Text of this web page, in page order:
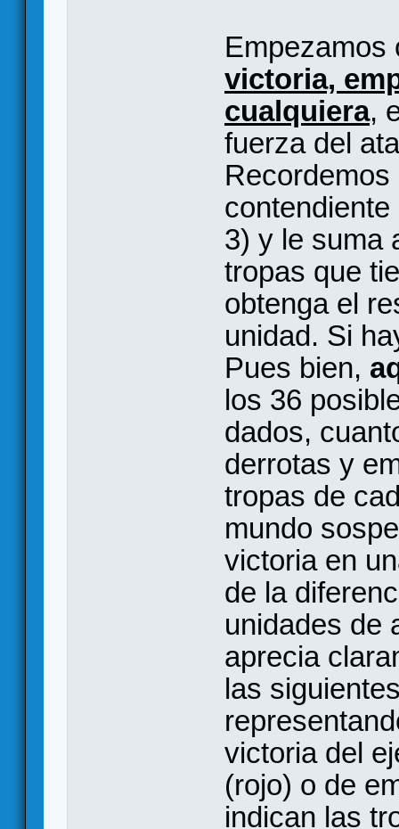
victoria,
cualquiera,
fuerza del
3) y le suma
tropas que
obtenga el
unidad. Si
Pues bien,
los 36
dados,
derrotas y
tropas de
mundo
victoria en
de la
unidades de
aprecia
las
victoria del
(rojo) o de
indican las